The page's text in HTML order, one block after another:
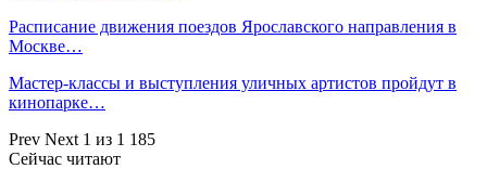
Расписание движения поездов Ярославского направления в
Москве…
Мастер-классы и выступления уличных артистов пройдут в
кинопарке…
Prev Next 1 из 1 185
Сейчас читают